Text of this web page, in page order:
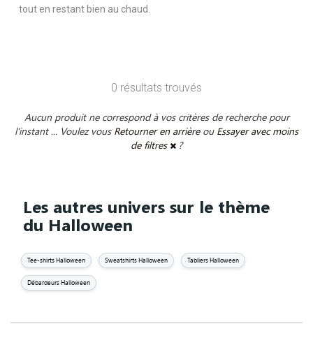
tout en restant bien au chaud.
0 résultats trouvés
Aucun produit ne correspond à vos critères de recherche pour
l'instant ... Voulez vous Retourner en arrière ou Essayer avec moins
de filtres
?
Les autres univers sur le thème
du Halloween
Tee-shirts Halloween Sweatshirts Halloween Tabliers Halloween
Débardeurs Halloween